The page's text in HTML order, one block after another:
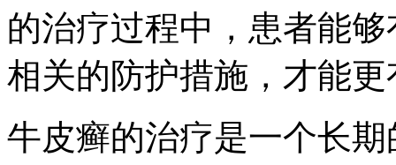
的治疗过程中，患者能
相关的防护措施，才能
牛皮癣的治疗是一个长